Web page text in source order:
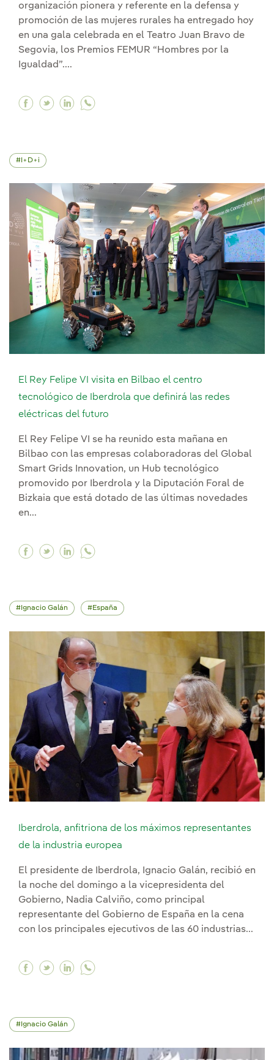
organización pionera y referente en la defensa y
promoción de las mujeres rurales ha entregado hoy
en una gala celebrada en el Teatro Juan Bravo de
Segovia, los Premios FEMUR “Hombres por la
Igualdad”....
Facebook Iberdrola, galardonada en los
Twitter Iberdrola, galardonada en los
Linkedin Iberdrola, galardonada en
I+D+i
El Rey Felipe VI visita en Bilbao el centro
tecnológico de Iberdrola que definirá las redes
eléctricas del futuro
El Rey Felipe VI se ha reunido esta mañana en
Bilbao con las empresas colaboradoras del Global
Smart Grids Innovation, un Hub tecnológico
promovido por Iberdrola y la Diputación Foral de
Bizkaia que está dotado de las últimas novedades
en...
Facebook El Rey Felipe VI visita en Bilbao el
Twitter El Rey Felipe VI visita en Bilbao
Linkedin El Rey Felipe VI visita en
Ignacio Galán España
Iberdrola, anfitriona de los máximos representantes
de la industria europea
El presidente de Iberdrola, Ignacio Galán, recibió en
la noche del domingo a la vicepresidenta del
Gobierno, Nadia Calviño, como principal
representante del Gobierno de España en la cena
con los principales ejecutivos de las 60 industrias...
Facebook Iberdrola, anfitriona de los
Twitter Iberdrola, anfitriona de los
Linkedin Iberdrola, anfitriona de los
Ignacio Galán